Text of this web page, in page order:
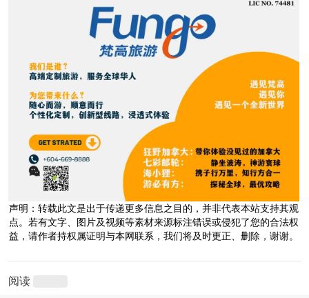
声明：转载此文是出于传递更多信息之目的，并非代表本站支持其观
点。若有文字、图片及视频等素材来源标注错误或侵犯了您的合法权
益，请作者持权属证明与本网联系，我们将及时更正、删除，谢谢。
阅读